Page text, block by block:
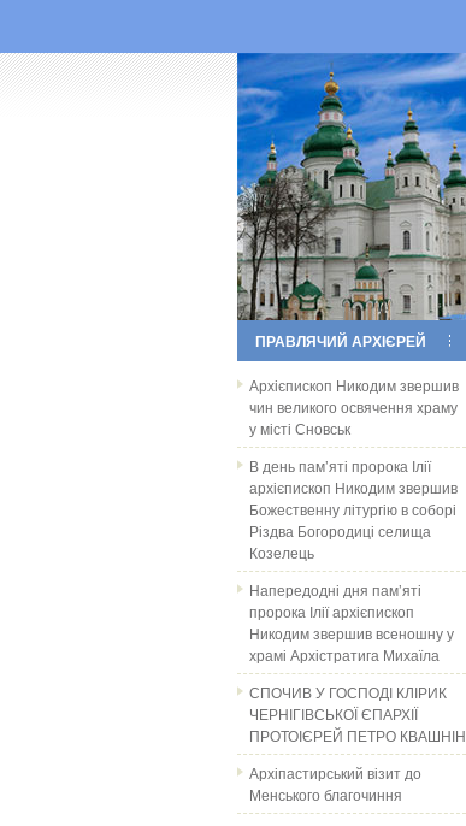
ПРАВЛЯЧИЙ АРХІЄРЕЙ
Архієпископ Никодим звершив
чин великого освячення храму
у місті Сновськ
В день пам’яті пророка Ілії
архієпископ Никодим звершив
Божественну літургію в соборі
Різдва Богородиці селища
Козелець
Напередодні дня пам’яті
пророка Ілії архієпископ
Никодим звершив всеношну у
храмі Архістратига Михаїла
СПОЧИВ У ГОСПОДІ КЛІРИК
ЧЕРНІГІВСЬКОЇ ЄПАРХІЇ
ПРОТОІЄРЕЙ ПЕТРО КВАШНІН
Архіпастирський візит до
Менського благочиння